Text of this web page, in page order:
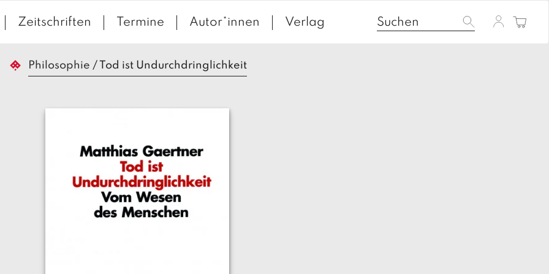
Zeitschriften Termine Autor*innen Verlag
Philosophie / Tod ist Undurchdringlichkeit